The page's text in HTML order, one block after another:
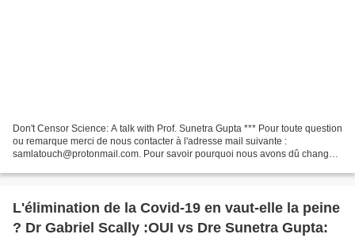
Don't Censor Science: A talk with Prof. Sunetra Gupta *** Pour toute question
ou remarque merci de nous contacter à l'adresse mail suivante :
samlatouch@protonmail.com. Pour savoir pourquoi nous avons dû changer
L'élimination de la Covid-19 en vaut-elle la peine
? Dr Gabriel Scally :OUI vs Dre Sunetra Gupta: